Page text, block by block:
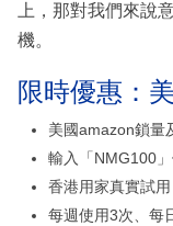
上，那對我們來說
機。
限時優惠：
美國amazon鎖量
輸入「NMG100
香港用家真實試
每週使用3次、每